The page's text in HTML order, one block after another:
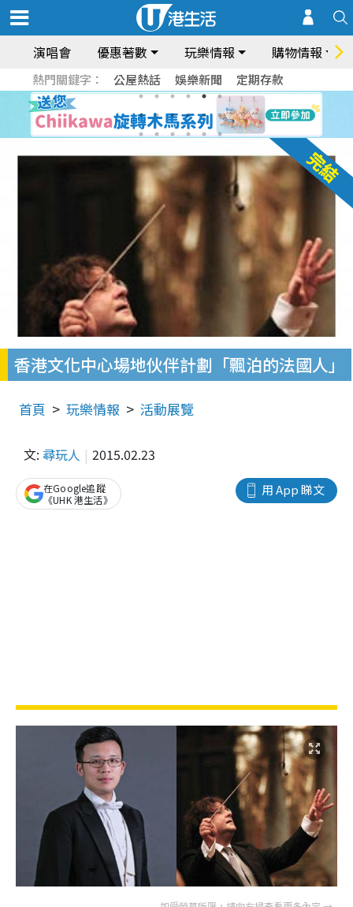
演唱會 優惠著數 玩樂情報 購物情報
熱門關鍵字： 公屋熱話 娛樂新聞 定期存款
香港文化中心場地伙伴計劃「飄泊的法國人」
首頁 玩樂情報 活動展覽
文: 尋玩人 2015.02.23
用 App 睇文
在Google追蹤
《UHK 港生活》